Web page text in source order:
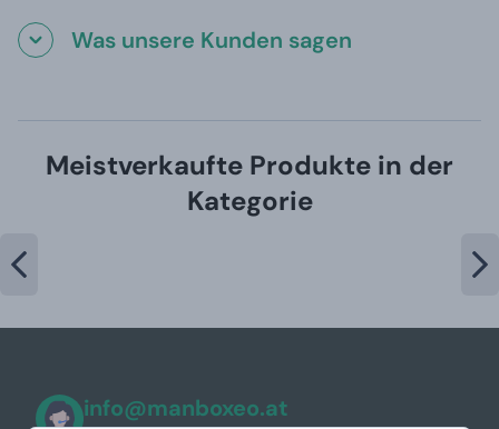
Was unsere Kunden sagen
Meistverkaufte Produkte in der
Kategorie
info@manboxeo.at